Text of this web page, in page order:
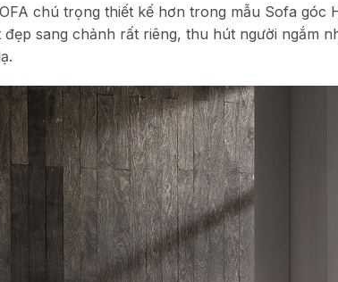
chú trọng thiết kế hơn trong mẫu Sofa góc
sang chảnh rất riêng, thu hút người ngắm